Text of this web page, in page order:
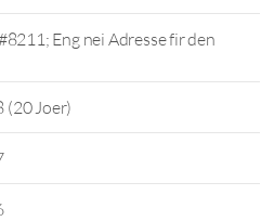
Eng nei Adresse fir den
(20 Joer)